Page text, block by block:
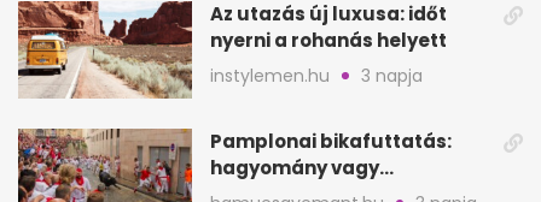
Az utazás új luxusa: időt
nyerni a rohanás helyett
instylemen.hu 3 napja
Pamplonai bikafuttatás:
hagyomány vagy
értelmetlen vérontás?